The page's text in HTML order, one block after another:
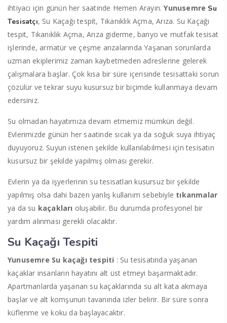
ihtiyacı için günün her saatinde Hemen Arayın.Yunusemre Su
Tesisatçı, Su Kaçağı tespit, Tıkanıklık Açma, Arıza. Su Kaçağı
tespit, Tıkanıklık Açma, Arıza giderme, banyo ve mutfak tesisat
işlerinde, armatür ve çeşme arızalarında Yaşanan sorunlarda
uzman ekiplerimiz zaman kaybetmeden adreslerine gelerek
çalışmalara başlar. Çok kısa bir süre içerisinde tesisattaki sorun
çözülür ve tekrar suyu kusursuz bir biçimde kullanmaya devam
edersiniz.
Su olmadan hayatımıza devam etmemiz mümkün değil.
Evlerimizde günün her saatinde sıcak ya da soğuk suya ihtiyaç
duyuyoruz. Suyun istenen şekilde kullanılabilmesi için tesisatın
kusursuz bir şekilde yapılmış olması gerekir.
Evlerin ya da işyerlerinin su tesisatları kusursuz bir şekilde
yapılmış olsa dahi bazen yanlış kullanım sebebiyle tıkanmalar
ya da su kaçakları oluşabilir. Bu durumda profesyonel bir
yardım alınması gerekli olacaktır.
Su Kaçağı Tespiti
Yunusemre Su kaçağı tespiti : Su tesisatında yaşanan
kaçaklar insanların hayatını alt üst etmeyi başarmaktadır.
Apartmanlarda yaşanan su kaçaklarında su alt kata akmaya
başlar ve alt komşunun tavanında izler belirir. Bir süre sonra
küflenme ve koku da başlayacaktır.